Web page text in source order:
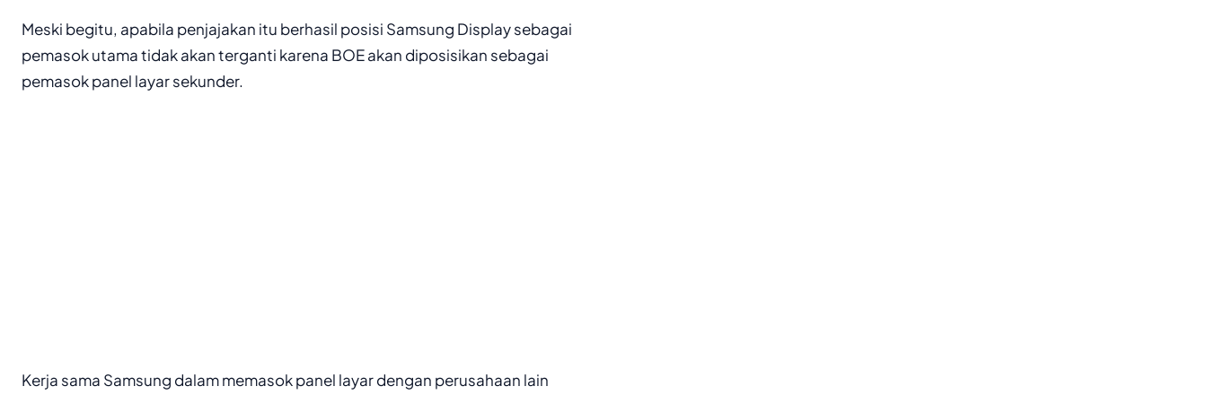
Meski begitu, apabila penjajakan itu berhasil posisi Samsung Display sebagai
pemasok utama tidak akan terganti karena BOE akan diposisikan sebagai
pemasok panel layar sekunder.
Kerja sama Samsung dalam memasok panel layar dengan perusahaan lain